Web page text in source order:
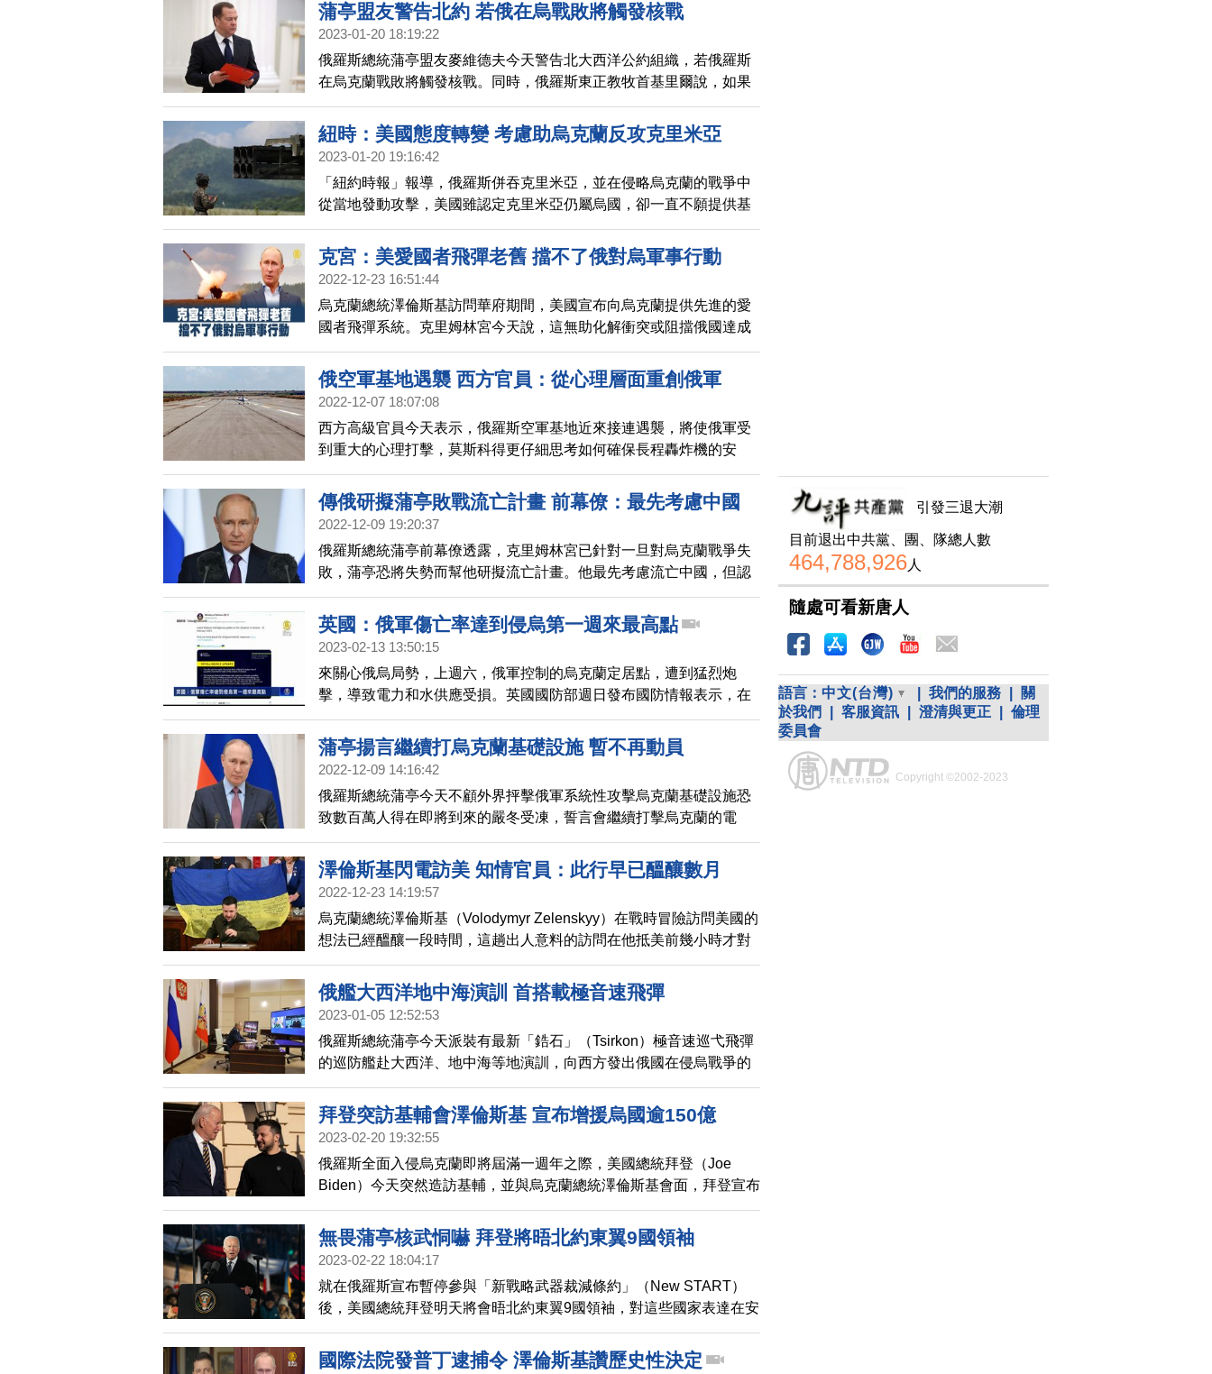
蒲亭盟友警告北約 若俄在烏戰敗將觸發核戰
2023-01-20 18:19:22
俄羅斯總統蒲亭盟友麥維德夫今天警告北大西洋公約組織，若俄羅斯
在烏克蘭戰敗將觸發核戰。同時，俄羅斯東正教牧首基里爾說，如果
西方試圖摧毀俄羅斯，整個世界將宣告終結。
紐時：美國態度轉變 考慮助烏克蘭反攻克里米亞
2023-01-20 19:16:42
「紐約時報」報導，俄羅斯併吞克里米亞，並在侵略烏克蘭的戰爭中
從當地發動攻擊，美國雖認定克里米亞仍屬烏國，卻一直不願提供基
輔可攻擊當地的武器，如今態度開始軟化。
克宮：美愛國者飛彈老舊 擋不了俄對烏軍事行動
2022-12-23 16:51:44
烏克蘭總統澤倫斯基訪問華府期間，美國宣布向烏克蘭提供先進的愛
國者飛彈系統。克里姆林宮今天說，這無助化解衝突或阻擋俄國達成
目標，總統蒲亭還稱愛國者系統老舊。
俄空軍基地遇襲 西方官員：從心理層面重創俄軍
2022-12-07 18:07:08
西方高級官員今天表示，俄羅斯空軍基地近來接連遇襲，將使俄軍受
到重大的心理打擊，莫斯科得更仔細思考如何確保長程轟炸機的安
全。
傳俄研擬蒲亭敗戰流亡計畫 前幕僚：最先考慮中國
2022-12-09 19:20:37
俄羅斯總統蒲亭前幕僚透露，克里姆林宮已針對一旦對烏克蘭戰爭失
敗，蒲亭恐將失勢而幫他研擬流亡計畫。他最先考慮流亡中國，但認
為對方「配合」可能性微乎其微而改為南美。
英國：俄軍傷亡率達到侵烏第一週來最高點
2023-02-13 13:50:15
來關心俄烏局勢，上週六，俄軍控制的烏克蘭定居點，遭到猛烈炮
擊，導致電力和水供應受損。英國國防部週日發布國防情報表示，在
過去的兩週裡，俄軍傷亡率達到入侵烏克蘭第一週以來的最高點。而
過去七天，俄羅斯的平均傷亡人數每天為824人，是去年6月、7月平
均人數的四倍多。另外，烏克蘭的人員流失率仍然很高。
蒲亭揚言繼續打烏克蘭基礎設施 暫不再動員
2022-12-09 14:16:42
俄羅斯總統蒲亭今天不顧外界抨擊俄軍系統性攻擊烏克蘭基礎設施恐
致數百萬人得在即將到來的嚴冬受凍，誓言會繼續打擊烏克蘭的電
網。他也說俄方暫無再次動員的必要。
澤倫斯基閃電訪美 知情官員：此行早已醞釀數月
2022-12-23 14:19:57
烏克蘭總統澤倫斯基（Volodymyr Zelenskyy）在戰時冒險訪問美國的
想法已經醞釀一段時間，這趟出人意料的訪問在他抵美前幾小時才對
外披露。
俄艦大西洋地中海演訓 首搭載極音速飛彈
2023-01-05 12:52:53
俄羅斯總統蒲亭今天派裝有最新「鋯石」（Tsirkon）極音速巡弋飛彈
的巡防艦赴大西洋、地中海等地演訓，向西方發出俄國在侵烏戰爭的
最新立場。
拜登突訪基輔會澤倫斯基 宣布增援烏國逾150億
2023-02-20 19:32:55
俄羅斯全面入侵烏克蘭即將屆滿一週年之際，美國總統拜登（Joe
Biden）今天突然造訪基輔，並與烏克蘭總統澤倫斯基會面，拜登宣布
將增援烏國5億美元（約新台幣152億元）。
無畏蒲亭核武恫嚇 拜登將晤北約東翼9國領袖
2023-02-22 18:04:17
就在俄羅斯宣布暫停參與「新戰略武器裁減條約」（New START）
後，美國總統拜登明天將會晤北約東翼9國領袖，對這些國家表達在安
全方面的支持。
國際法院發普丁逮捕令 澤倫斯基讚歷史性決定
引發三退大潮
目前退出中共黨、團、隊總人數
464,788,926人
隨處可看新唐人
語言： 中文(台灣) 我們的服務
關
於我們
客服資訊 澄清與更正
倫理
委員會
Copyright ©2002-2023